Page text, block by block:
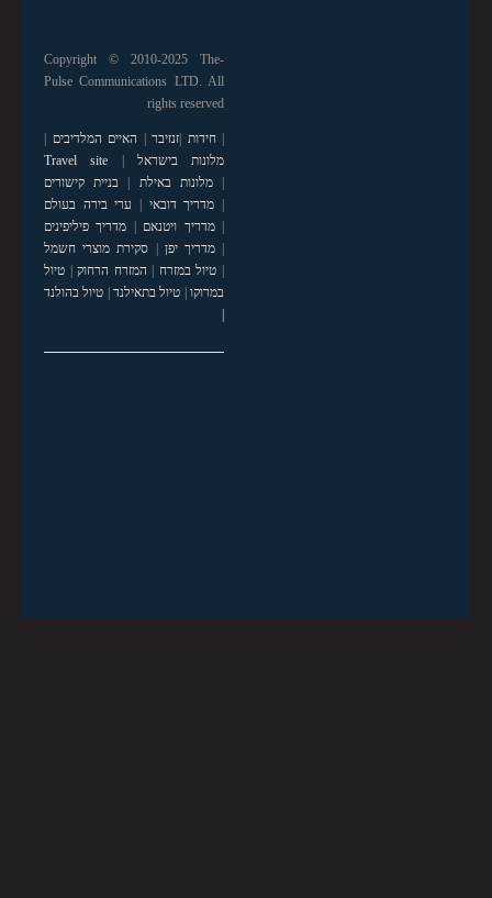
Copyright © 2010-2025 The-
Pulse Communications LTD. All
rights reserved
|חידות |זנזיבר | האיים המלדיבים |
מלונות בישראל |
Travel site
|מלונות באילת | בניית קישורים
| מדריך דובאי | ערי בירה בעולם
|מדריך ויטנאם | מדריך פיליפינים
|מדריך יפן | סקירת מוצרי חשמל
| טיול במזרח | המזרח הרחוק| טיול
במרוקו| טיול בתאילנד| טיול בהולנד
|